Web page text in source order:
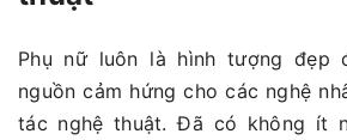
Phụ nữ luôn là hình tượng đẹp
nguồn cảm hứng cho các nghệ
tác nghệ thuật. Đã có không ít